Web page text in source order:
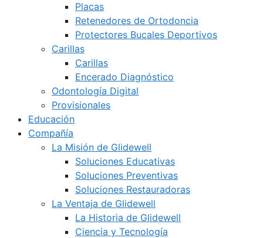
Placas
Retenedores de Ortodoncia
Protectores Bucales Deportivos
Carillas
Carillas
Encerado Diagnóstico
Odontología Digital
Provisionales
Educación
Compañía
La Misión de Glidewell
Soluciones Educativas
Soluciones Preventivas
Soluciones Restauradoras
La Ventaja de Glidewell
La Historia de Glidewell
Ciencia y Tecnología